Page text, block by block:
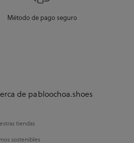
Método de pago seguro
de pabloochoa.shoes
tiendas
sostenibles